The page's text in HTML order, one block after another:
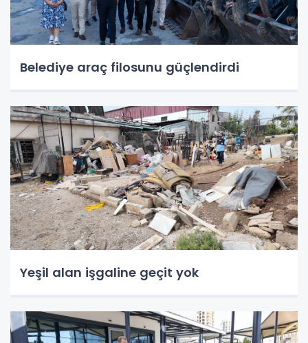
Belediye araç filosunu güçlendirdi
Yeşil alan işgaline geçit yok